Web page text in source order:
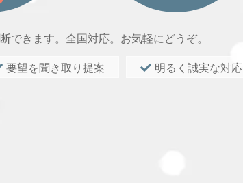
できます。全国対応。お気軽にどうぞ。
要望を聞き取り提案 明るく誠実な対応